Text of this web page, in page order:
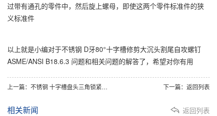
过带有通孔的零件中，然后旋上螺母，即使这两个零件标准件的狭
义标准件
以上就是小编对于不锈钢 D牙80°十字槽修剪大沉头割尾自攻螺钉
ASME/ANSI B18.6.3 问题和相关问题的解答了，希望对你有用
上一篇： 不锈钢 十字槽盘头三角锁紧螺钉 DIN 7500C 下一篇： 返回列表
返回列表
相关新闻